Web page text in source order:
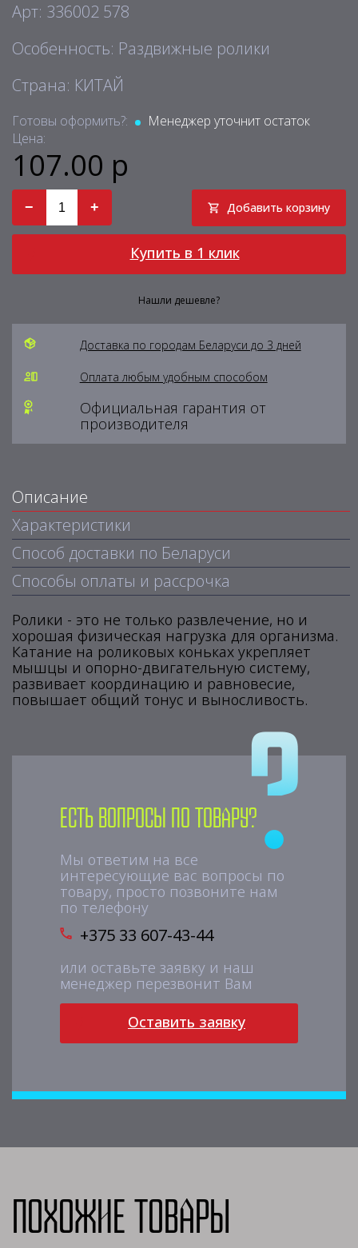
Арт: 336002 578
Особенность: Раздвижные ролики
Страна: КИТАЙ
Готовы оформить?:
Менеджер уточнит остаток
Цена:
107.00 р
− + Добавить корзину
Купить в 1 клик
Нашли дешевле?
Доставка по городам Беларуси до 3 дней
Оплата любым удобным способом
Официальная гарантия от
производителя
Описание
Характеристики
Способ доставки по Беларуси
Способы оплаты и рассрочка
Ролики - это не только развлечение, но и
хорошая физическая нагрузка для организма.
Катание на роликовых коньках укрепляет
мышцы и опорно-двигательную систему,
развивает координацию и равновесие,
повышает общий тонус и выносливость.
Есть вопросы по товару?
Мы ответим на все
интересующие вас вопросы по
товару, просто позвоните нам
по телефону
+375 33 607-43-44
или оставьте заявку и наш
менеджер перезвонит Вам
Оставить заявку
Похожие товары